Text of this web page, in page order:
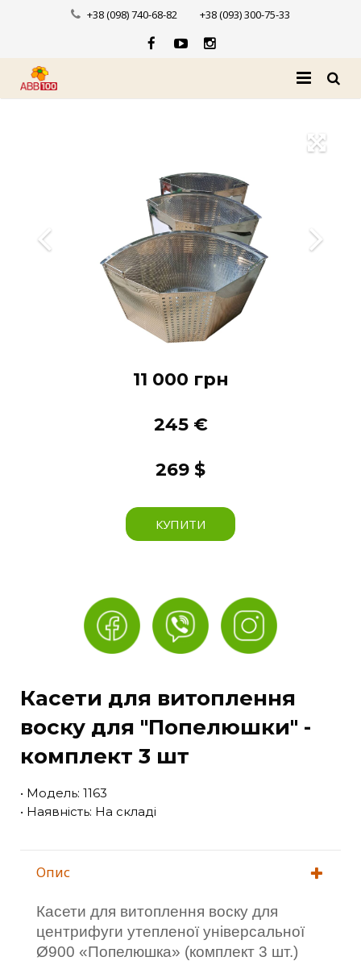
+38 (098) 740-68-82 +38 (093) 300-75-33
Доставка і оплата
11 000 грн
245 €
269 $
КУПИТИ
Касети для витоплення
воску для "Попелюшки" -
комплект 3 шт
• Модель: 1163
• Наявність: На складі
Опис
Касети для витоплення воску для
центрифуги утепленої універсальної
Ø900 «Попелюшка» (комплект 3 шт.)